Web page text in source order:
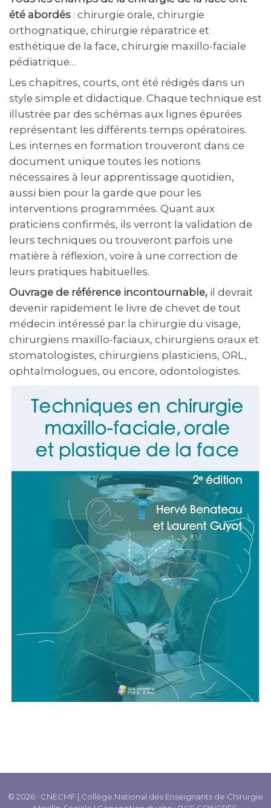
été abordés : chirurgie orale, chirurgie
orthognatique, chirurgie réparatrice et
esthétique de la face, chirurgie maxillo-faciale
pédiatrique…
Les chapitres, courts, ont été rédigés dans un
style simple et didactique. Chaque technique est
illustrée par des schémas aux lignes épurées
représentant les différents temps opératoires.
Les internes en formation trouveront dans ce
document unique toutes les notions
nécessaires à leur apprentissage quotidien,
aussi bien pour la garde que pour les
interventions programmées. Quant aux
praticiens confirmés, ils verront la validation de
leurs techniques ou trouveront parfois une
matière à réflexion, voire à une correction de
leurs pratiques habituelles.
Ouvrage de référence incontournable, il devrait
devenir rapidement le livre de chevet de tout
médecin intéressé par la chirurgie du visage,
chirurgiens maxillo-faciaux, chirurgiens oraux et
stomatologistes, chirurgiens plasticiens, ORL,
ophtalmologues, ou encore, odontologistes.
© 2026 · CNECMF | Collège National des Enseignants de Chirurgie